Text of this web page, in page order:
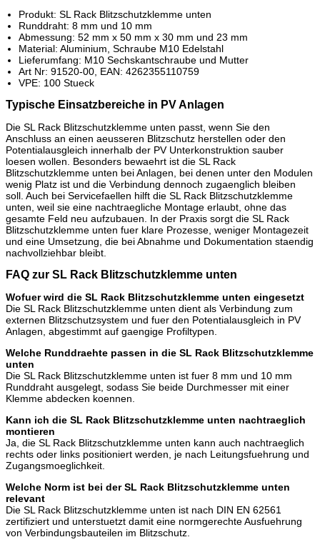
Produkt: SL Rack Blitzschutzklemme unten
Runddraht: 8 mm und 10 mm
Abmessung: 52 mm x 50 mm x 30 mm und 23 mm
Material: Aluminium, Schraube M10 Edelstahl
Lieferumfang: M10 Sechskantschraube und Mutter
Art Nr: 91520-00, EAN: 4262355110759
VPE: 100 Stueck
Typische Einsatzbereiche in PV Anlagen
Die SL Rack Blitzschutzklemme unten passt, wenn Sie den
Anschluss an einen aeusseren Blitzschutz herstellen oder den
Potentialausgleich innerhalb der PV Unterkonstruktion sauber
loesen wollen. Besonders bewaehrt ist die SL Rack
Blitzschutzklemme unten bei Anlagen, bei denen unter den Modulen
wenig Platz ist und die Verbindung dennoch zugaenglich bleiben
soll. Auch bei Servicefaellen hilft die SL Rack Blitzschutzklemme
unten, weil sie eine nachtraegliche Montage erlaubt, ohne das
gesamte Feld neu aufzubauen. In der Praxis sorgt die SL Rack
Blitzschutzklemme unten fuer klare Prozesse, weniger Montagezeit
und eine Umsetzung, die bei Abnahme und Dokumentation staendig
nachvollziehbar bleibt.
FAQ zur SL Rack Blitzschutzklemme unten
Wofuer wird die SL Rack Blitzschutzklemme unten eingesetzt
Die SL Rack Blitzschutzklemme unten dient als Verbindung zum
externen Blitzschutzsystem und fuer den Potentialausgleich in PV
Anlagen, abgestimmt auf gaengige Profiltypen.
Welche Runddraehte passen in die SL Rack Blitzschutzklemme
unten
Die SL Rack Blitzschutzklemme unten ist fuer 8 mm und 10 mm
Runddraht ausgelegt, sodass Sie beide Durchmesser mit einer
Klemme abdecken koennen.
Kann ich die SL Rack Blitzschutzklemme unten nachtraeglich
montieren
Ja, die SL Rack Blitzschutzklemme unten kann auch nachtraeglich
rechts oder links positioniert werden, je nach Leitungsfuehrung und
Zugangsmoeglichkeit.
Welche Norm ist bei der SL Rack Blitzschutzklemme unten
relevant
Die SL Rack Blitzschutzklemme unten ist nach DIN EN 62561
zertifiziert und unterstuetzt damit eine normgerechte Ausfuehrung
von Verbindungsbauteilen im Blitzschutz.